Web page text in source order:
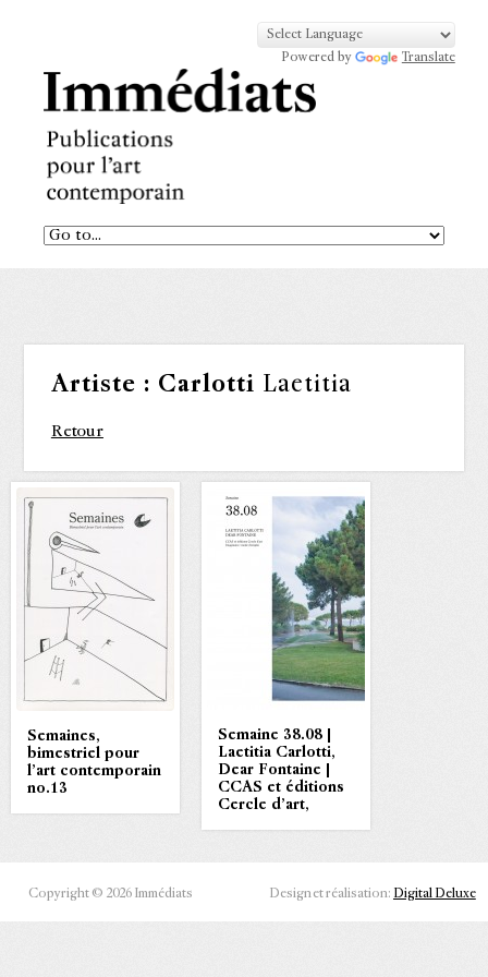
Powered by Translate
Artiste : Carlotti Laetitia
Retour
Semaines,
bimestriel pour
l’art contemporain
no.13
Semaine 38.08 |
Laetitia Carlotti,
Dear Fontaine |
CCAS et éditions
Cercle d’art,
Copyright © 2026 Immédiats Design et réalisation: Digital Deluxe